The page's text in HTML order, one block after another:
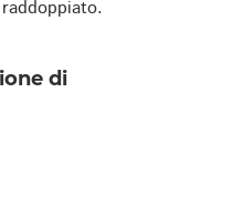
di